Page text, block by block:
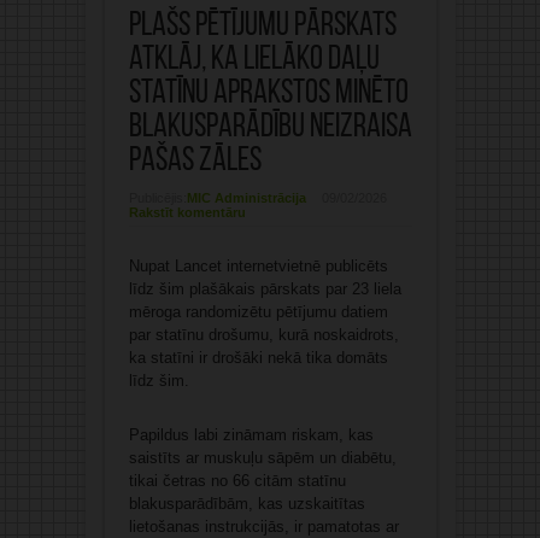
Plašs pētījumu pārskats
atklāj, ka lielāko daļu
statīnu aprakstos minēto
blakusparādību neizraisa
pašas zāles
MIC Administrācija
Rakstīt komentāru
Nupat Lancet internetvietnē publicēts
līdz šim plašākais pārskats par 23 liela
mēroga randomizētu pētījumu datiem
par statīnu drošumu, kurā noskaidrots,
ka statīni ir drošāki nekā tika domāts
līdz šim.
Papildus labi zināmam riskam, kas
saistīts ar muskuļu sāpēm un diabētu,
tikai četras no 66 citām statīnu
blakusparādībām, kas uzskaitītas
lietošanas instrukcijās, ir pamatotas ar